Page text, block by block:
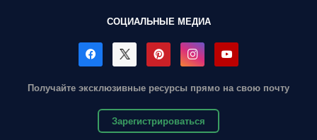
СОЦИАЛЬНЫЕ МЕДИА
Получайте эксклюзивные ресурсы прямо на свою почту
Зарегистрироваться